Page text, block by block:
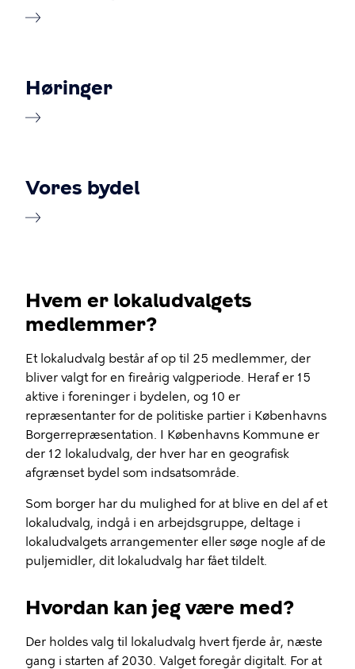
Høringer
Vores bydel
Hvem er lokaludvalgets
medlemmer?
Et lokaludvalg består af op til 25 medlemmer, der
bliver valgt for en fireårig valgperiode. Heraf er 15
aktive i foreninger i bydelen, og 10 er
repræsentanter for de politiske partier i Københavns
Borgerrepræsentation. I Københavns Kommune er
der 12 lokaludvalg, der hver har en geografisk
afgrænset bydel som indsatsområde.
Som borger har du mulighed for at blive en del af et
lokaludvalg, indgå i en arbejdsgruppe, deltage i
lokaludvalgets arrangementer eller søge nogle af de
puljemidler, dit lokaludvalg har fået tildelt.
Hvordan kan jeg være med?
Der holdes valg til lokaludvalg hvert fjerde år, næste
gang i starten af 2030. Valget foregår digitalt. For at